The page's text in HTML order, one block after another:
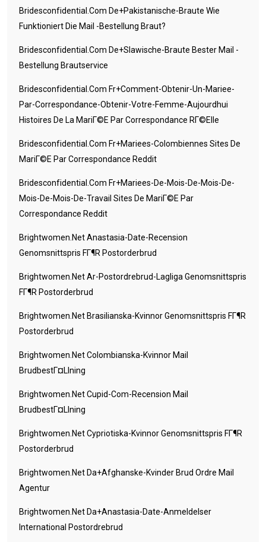
Bridesconfidential.com De+pakistanische-Braute Wie
Funktioniert Die Mail -Bestellung Braut?
Bridesconfidential.com De+slawische-Braute Bester Mail -
Bestellung Brautservice
Bridesconfidential.com Fr+comment-Obtenir-Un-Mariee-
Par-Correspondance-Obtenir-Votre-Femme-Aujourdhui
Histoires De La MariГ©e Par Correspondance RГ©elle
Bridesconfidential.com Fr+mariees-Colombiennes Sites De
MariГ©e Par Correspondance Reddit
Bridesconfidential.com Fr+mariees-De-Mois-De-Mois-De-
Mois-De-Mois-De-Travail Sites De MariГ©e Par
Correspondance Reddit
Brightwomen.net Anastasia-Date-Recension
Genomsnittspris FГ¶r Postorderbrud
Brightwomen.net Ar-Postordrebrud-Lagliga Genomsnittspris
FГ¶r Postorderbrud
Brightwomen.net Brasilianska-Kvinnor Genomsnittspris FГ¶r
Postorderbrud
Brightwomen.net Colombianska-Kvinnor Mail
BrudbestГ¤llning
Brightwomen.net Cupid-Com-Recension Mail
BrudbestГ¤llning
Brightwomen.net Cypriotiska-Kvinnor Genomsnittspris FГ¶r
Postorderbrud
Brightwomen.net Da+afghanske-Kvinder Brud Ordre Mail
Agentur
Brightwomen.net Da+anastasia-Date-Anmeldelser
International Postordrebrud